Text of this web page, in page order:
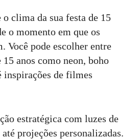
o clima da sua festa de 15
o momento em que os
Você pode escolher entre
15 anos como neon, boho
inspirações de filmes
estratégica com luzes de
projeções personalizadas.